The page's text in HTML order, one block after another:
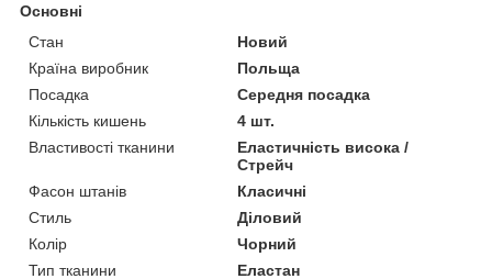
Основні
Стан
Новий
Країна виробник
Польща
Посадка
Середня посадка
Кількість кишень
4 шт.
Властивості тканини
Еластичність висока /
Стрейч
Фасон штанів
Класичні
Стиль
Діловий
Колір
Чорний
Тип тканини
Еластан